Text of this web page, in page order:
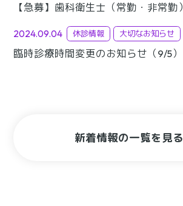
【急募】歯科衛生士（常勤・非常勤）
2024.09.04 休診情報 大切なお知らせ
臨時診療時間変更のお知らせ（9/5）
新着情報の一覧を見る